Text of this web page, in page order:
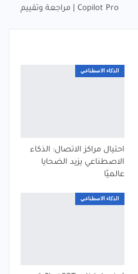
Copilot Pro | مراجعة وتقييم
الذكاء الاصطناعي
احتيال مراكز الاتصال: الذكاء
الاصطناعي يزيد الضحايا
عالميًا
الذكاء الاصطناعي